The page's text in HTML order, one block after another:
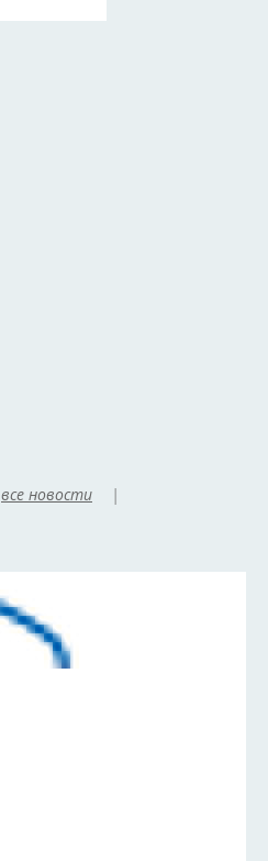
все новости